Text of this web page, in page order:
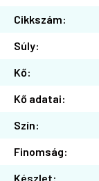
Cikkszám:
Súly:
Kő:
Kő adatai:
Szín:
Finomság:
Készlet: